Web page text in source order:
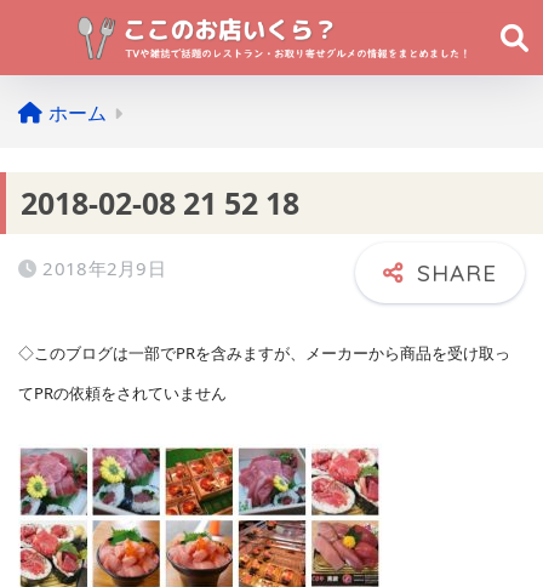
ホーム
2018-02-08 21 52 18
2018年2月9日
◇このブログは一部でPRを含みますが、メーカーから商品を受け取っ
てPRの依頼をされていません